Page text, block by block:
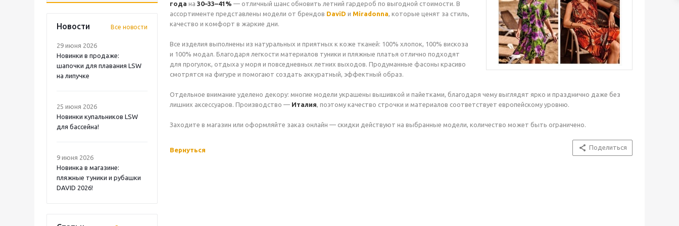
Новости Все новости
29 июня 2026
Новинки в продаже:
шапочки для плавания LSW
на липучке
25 июня 2026
Новинки купальников LSW
для бассейна!
9 июня 2026
Новинка в магазине:
пляжные туники и рубашки
DAVID 2026!
года на 30–33–41% — отличный шанс обновить летний гардероб по выгодной стоимости. В
ассортименте представлены модели от брендов DaviD и Miradonna, которые ценят за стиль,
качество и комфорт в жаркие дни.
Все изделия выполнены из натуральных и приятных к коже тканей: 100% хлопок, 100% вискоза
и 100% модал. Благодаря легкости материалов туники и пляжные платья отлично подходят
для прогулок, отдыха у моря и повседневных летних выходов. Продуманные фасоны красиво
смотрятся на фигуре и помогают создать аккуратный, эффектный образ.
Отдельное внимание уделено декору: многие модели украшены вышивкой и пайетками, благодаря чему выглядят ярко и празднично даже без
лишних аксессуаров. Производство — Италия, поэтому качество строчки и материалов соответствует европейскому уровню.
Заходите в магазин или оформляйте заказ онлайн — скидки действуют на выбранные модели, количество может быть ограничено.
Вернуться Поделиться